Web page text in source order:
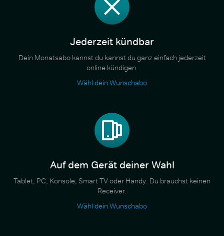
Jederzeit kündbar
Dein Monatsabo kannst du kannst du ganz einfach jederzeit
online kündigen.
Wähl dein Wunschabo
Auf dem Gerät deiner Wahl
Tablet, PC, Konsole, Smart TV oder Handy. Du brauchst keinen
Receiver.
Wähl dein Wunschabo